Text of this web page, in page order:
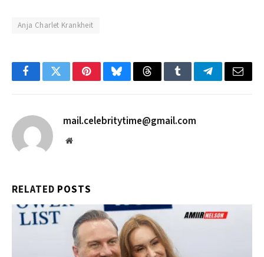
Anja Charlet Krankheit
FacebookTwitterPinterestBlueskyThreadsTumblrTelegramEmail
mail.celebritytime@gmail.com
Website
RELATED POSTS